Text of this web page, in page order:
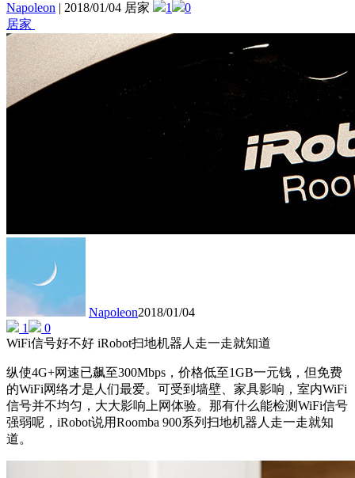
Napoleon | 2018/01/04 居家 1
0
居家
Napoleon2018/01/04
1
0
WiFi信号好不好 iRobot扫地机器人走一走就知道
纵使4G+网速已飙至300Mbps，价格低至1GB一元钱，但免费
的WiFi网络才是人们最爱。可受到墙壁、家具影响，室内WiFi
信号并不均匀，大大影响上网体验。那有什么能检测WiFi信号
强弱呢，iRobot说用Roomba 900系列扫地机器人走一走就知
道。